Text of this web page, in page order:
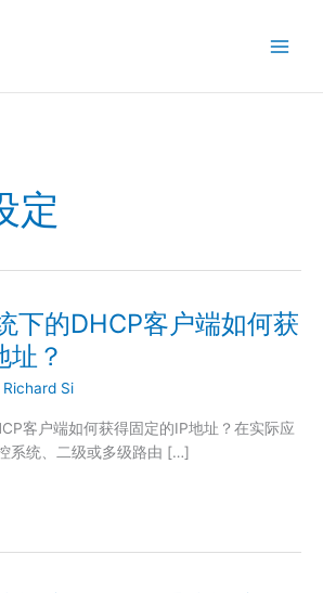
定
下的DHCP客户端如何获
址？
Richard Si
客户端如何获得固定的IP地址？在实际应
系统、二级或多级路由 […]